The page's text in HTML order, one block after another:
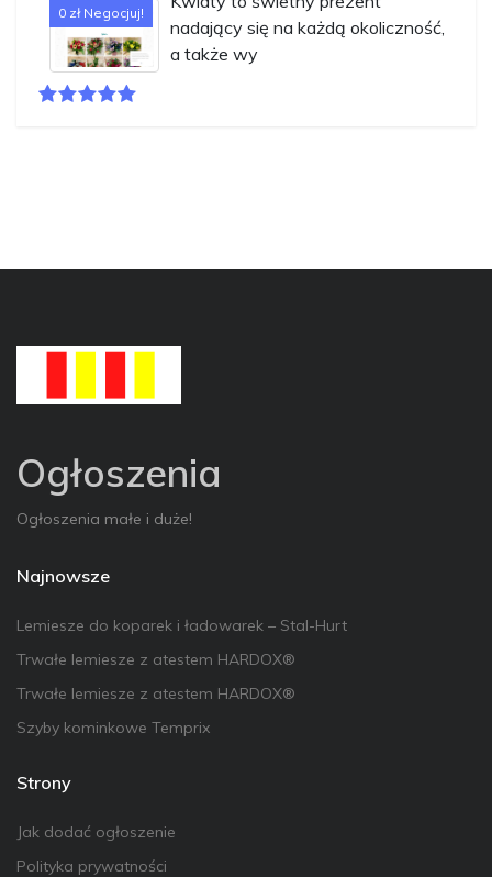
0 zł Negocjuj!
nadający się na każdą okoliczność,
a także wy
Ogłoszenia
Ogłoszenia małe i duże!
Najnowsze
Lemiesze do koparek i ładowarek – Stal-Hurt
Trwałe lemiesze z atestem HARDOX®
Trwałe lemiesze z atestem HARDOX®
Szyby kominkowe Temprix
Strony
Jak dodać ogłoszenie
Polityka prywatności